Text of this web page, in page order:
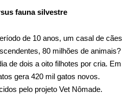
fauna silvestre
de 10 anos, um casal de cães
80 milhões de animais?
de dois a oito filhotes por cria. Em
gera 420 mil gatos novos.
pelo projeto Vet Nômade.